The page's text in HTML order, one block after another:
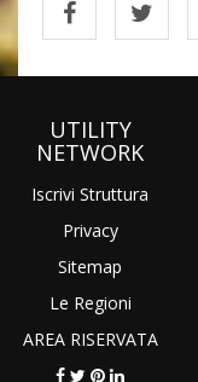
UTILITY
NETWORK
Iscrivi Struttura
Privacy
Sitemap
Le Regioni
AREA RISERVATA